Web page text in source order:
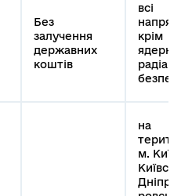
Без
залучення
державних
коштів
всі
крім
на
м. Київ,